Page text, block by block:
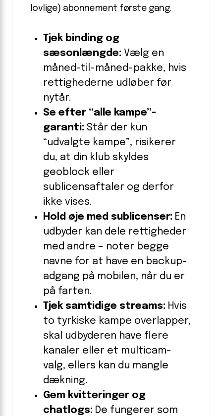
lovlige) abonnement første gang.
Tjek binding og
sæsonlængde: Vælg en
måned-til-måned-pakke, hvis
rettighederne udløber før
nytår.
Se efter “alle kampe”-
garanti: Står der kun
“udvalgte kampe”, risikerer
du, at din klub skyldes
geoblock eller
sublicensaftaler og derfor
ikke vises.
Hold øje med sublicenser: En
udbyder kan dele rettigheder
med andre – noter begge
navne for at have en backup-
adgang på mobilen, når du er
på farten.
Tjek samtidige streams: Hvis
to tyrkiske kampe overlapper,
skal udbyderen have flere
kanaler eller et multicam-
valg, ellers kan du mangle
dækning.
Gem kvitteringer og
chatlogs: De fungerer som